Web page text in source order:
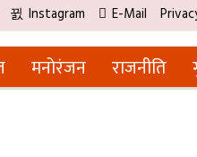
Instagram E-Mail
मनोरंजन राजनीति